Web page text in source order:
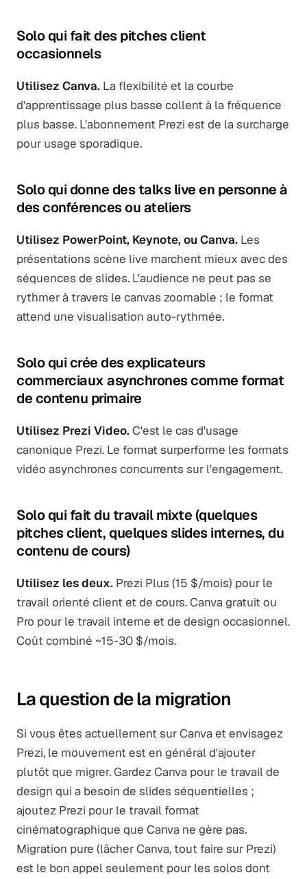
Solo qui fait des pitches client
occasionnels
Utilisez Canva. La flexibilité et la courbe
d'apprentissage plus basse collent à la fréquence
plus basse. L'abonnement Prezi est de la surcharge
pour usage sporadique.
Solo qui donne des talks live en personne à
des conférences ou ateliers
Utilisez PowerPoint, Keynote, ou Canva. Les
présentations scène live marchent mieux avec des
séquences de slides. L'audience ne peut pas se
rythmer à travers le canvas zoomable ; le format
attend une visualisation auto-rythmée.
Solo qui crée des explicateurs
commerciaux asynchrones comme format
de contenu primaire
Utilisez Prezi Video.C'est le cas d'usage
canonique Prezi. Le format surperforme les formats
vidéo asynchrones concurrents sur l'engagement.
Solo qui fait du travail mixte (quelques
pitches client, quelques slides internes, du
contenu de cours)
Utilisez les deux. Prezi Plus (15 $/mois) pour le
travail orienté client et de cours. Canva gratuit ou
Pro pour le travail interne et de design occasionnel.
Coût combiné ~15-30 $/mois.
La question de la migration
Si vous êtes actuellement sur Canva et envisagez
Prezi, le mouvement est en général d'ajouter
plutôt que migrer. Gardez Canva pour le travail de
design qui a besoin de slides séquentielles ;
ajoutez Prezi pour le travail format
cinématographique que Canva ne gère pas.
Migration pure (lâcher Canva, tout faire sur Prezi)
est le bon appel seulement pour les solos dont